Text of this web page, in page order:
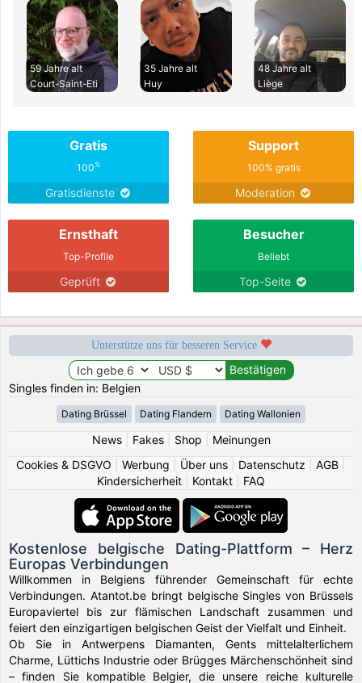
59 Jahre alt
Court-Saint-Eti
35 Jahre alt
Huy
48 Jahre alt
Liège
Gratis
100%
Gratisdienste
Support
100% gratis
Moderation
Ernsthaft
Top-Profile
Geprüft
Besucher
Beliebt
Top-Seite
Unterstütze uns für besseren Service
Singles finden in: Belgien
Dating Brüssel Dating Flandern Dating Wallonien
News| Fakes| Shop
Meinungen
Cookies & DSGVO
Werbung Über uns Datenschutz AGB
Kindersicherheit
Kontakt FAQ
Kostenlose belgische Dating-Plattform – Herz
Europas Verbindungen
Willkommen in Belgiens führender Gemeinschaft für echte
Verbindungen. Atantot.be bringt belgische Singles von Brüssels
Europaviertel bis zur flämischen Landschaft zusammen und
feiert den einzigartigen belgischen Geist der Vielfalt und Einheit.
Ob Sie in Antwerpens Diamanten, Gents mittelalterlichem
Charme, Lüttichs Industrie oder Brügges Märchenschönheit sind
– finden Sie kompatible Belgier, die unsere reiche kulturelle